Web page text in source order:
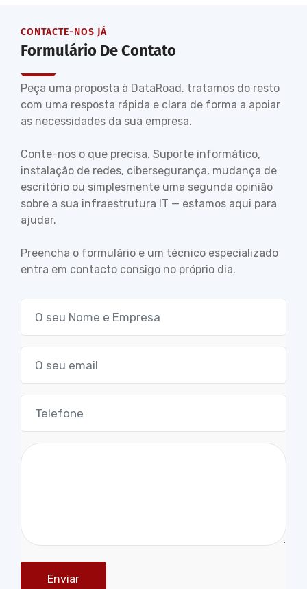
CONTACTE-NOS JÁ
Formulário De Contato
Peça uma proposta à DataRoad. tratamos do resto
com uma resposta rápida e clara de forma a apoiar
as necessidades da sua empresa.
Conte-nos o que precisa. Suporte informático,
instalação de redes, cibersegurança, mudança de
escritório ou simplesmente uma segunda opinião
sobre a sua infraestrutura IT — estamos aqui para
ajudar.
Preencha o formulário e um técnico especializado
entra em contacto consigo no próprio dia.